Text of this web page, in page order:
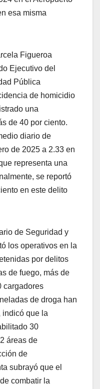
esa misma
Figueroa
Ejecutivo del
Pública
de homicidio
una
de 40 por ciento.
diario de
de 2025 a 2.33 en
representa una
se reportó
en este delito
de Seguridad y
los operativos en la
por delitos
de fuego, más de
cargadores
de droga han
indicó que la
30
áreas de
de
subrayó que el
combatir la